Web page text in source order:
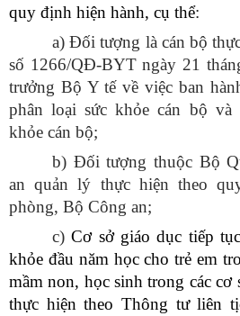
quy định hiện hành, cụ thể:
a) Đối tượng là cán bộ
số 1266/QĐ-BYT ngày 21
trưởng Bộ Y tế về việc ban
phân loại sức khỏe cán bộ và
khỏe cán bộ;
b) Đối tượng thuộc Bộ
an quản lý thực hiện theo
phòng, Bộ Công an;
c)Cơ sở giáo dục tiếp
khỏe đầu năm học cho trẻ em
mầm non, học sinh trong các cơ
thực hiện theo Thông tư liên